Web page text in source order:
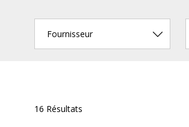
Fournisseur
16 Résultats